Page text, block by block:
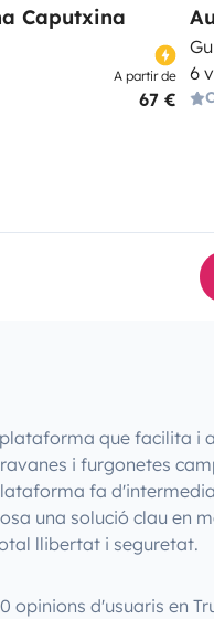
Caputxina
A partir de
67 €
6
que facilita i
i furgonetes
fa
una solució clau en
llibertat i seguretat.
opinions d'usuaris en